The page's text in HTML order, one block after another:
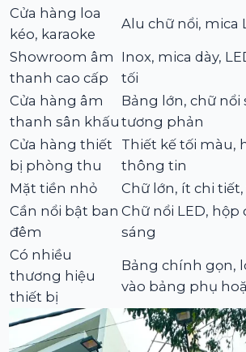
Cửa hàng loa
kéo, karaoke
Alu chữ nổi, mica
Showroom âm
thanh cao cấp
Inox, mica dày,
tối
Cửa hàng âm
thanh sân khấu
Bảng lớn, chữ nổi
tương phản
Cửa hàng thiết
bị phòng thu
Thiết kế tối màu,
thông tin
Mặt tiền nhỏ
Chữ lớn, ít chi
Cần nổi bật ban
đêm
Chữ nổi LED, hộp
sáng
Có nhiều
thương hiệu
thiết bị
Bảng chính gọn,
vào bảng phụ